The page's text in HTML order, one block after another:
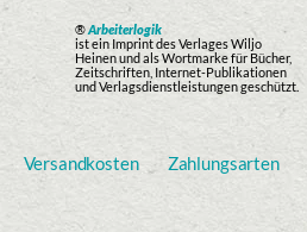
®Arbeiterlogik
ist ein Imprint des Verlages Wiljo
Heinen und als Wortmarke für Bücher,
Zeitschriften, Internet-Publikationen
und Verlagsdienstleistungen geschützt.
Versandkosten Zahlungsarten